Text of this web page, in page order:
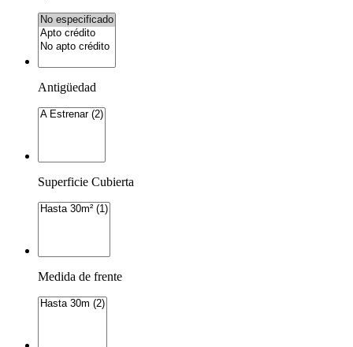
Antigüedad
Superficie Cubierta
Medida de frente